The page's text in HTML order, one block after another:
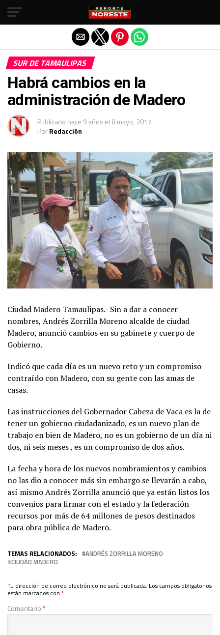
SUR DE TAMAULIPAS
Habrá cambios en la
administración de Madero
Publicado hace 9 años el 8 mayo, 2017
PorRedacción
Ciudad Madero Tamaulipas.- Sin a dar a conocer
nombres, Andrés Zorrilla Moreno alcalde de ciudad
Madero, anunció cambios en su gabinete y cuerpo de
Gobierno.
Indicó que cada día es un nuevo reto y un compromiso
contraído con Madero, con su gente con las amas de
casas.
Las instrucciones del Gobernador Cabeza de Vaca es la de
tener un gobierno ciudadanizado, es un nuevo plan de
trabajo en bien de Madero, no es un gobierno de un día ni
dos, ni seis meses , es un compromiso de dos años.
La fecha y hora de los nuevos nombramientos y cambios
no las dio a conocer más sin embargo se llevarán a cabo,
así mismo Andrés Zorrilla anunció que ya están listos los
convenios para firmar con el estado y la federación
recursos por más de 64 millones de pesos destinados
para obra pública de Madero.
TEMAS RELACIONADOS:
ANDRÉS ZORRILLA MORENO
CIUDAD MADERO
Tu dirección de correo electrónico no será publicada. Los campos obligatorios
están marcados con *
Comentario*
Salir de la versión móvil